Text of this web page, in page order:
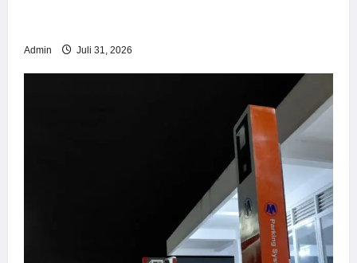
Admin Juli 31, 2026